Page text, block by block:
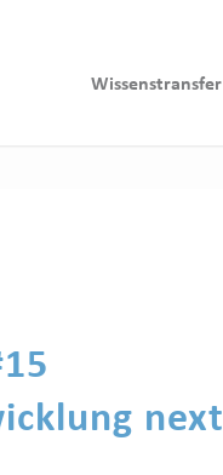
Wissenstransfer
next